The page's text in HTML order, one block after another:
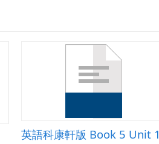
英語科康軒版 Book 5 Unit 1